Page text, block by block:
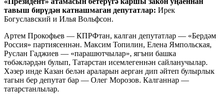
тавыш бирүдән катнашмаган депутатлар: Ирек
Богуславский и Илья Вольфсон.
Артем Прокофьев — КПРФтан, калган депутатлар — «Бердәм
Россия» партиясеннән. Максим Топилин, Елена Ямпольская,
Руслан Гаджиев — «парашютчылар», ягъни башка
төбәкләрдән булып, Татарстан исемлегеннән сайланучылар.
Хәзер инде Казан белән араларын аерган дип әйтеп булырлык
тагын бер депутат бар — Олег Морозов. Калганнар —
татарстанлылар.